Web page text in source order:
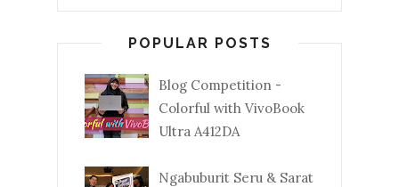
POPULAR POSTS
Blog Competition -
Colorful with VivoBook
Ultra A412DA
Ngabuburit Seru & Sarat